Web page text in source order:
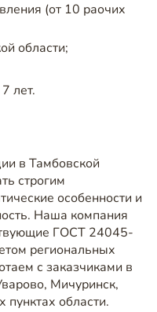
(от 10 раочих
области;
лет.
в Тамбовской
строгим
особенности и
Наша компания
ГОСТ 24045-
региональных
с заказчиками в
Мичуринск,
области.